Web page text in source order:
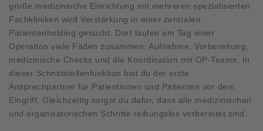
große medizinische Einrichtung mit mehreren spezialisierten
Fachkliniken wird Verstärkung in einer zentralen
Patientenholding gesucht. Dort laufen am Tag einer
Operation viele Fäden zusammen: Aufnahme, Vorbereitung,
medizinische Checks und die Koordination mit OP-Teams. In
dieser Schnittstellenfunktion bist du der erste
Ansprechpartner für Patientinnen und Patienten vor dem
Eingriff. Gleichzeitig sorgst du dafür, dass alle medizinischen
und organisatorischen Schritte reibungslos vorbereitet sind.